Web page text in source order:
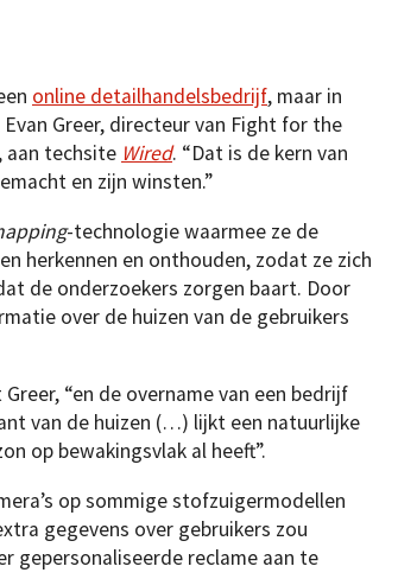
online detailhandelsbedrijf, maar in
Greer, directeur van Fight for the
aan techsite Wired. “Dat is de kern van
en zijn winsten.”
-technologie waarmee ze de
herkennen en onthouden, zodat ze zich
de onderzoekers zorgen baart. Door
over de huizen van de gebruikers
“en de overname van een bedrijf
van de huizen (…) lijkt een natuurlijke
op bewakingsvlak al heeft”.
op sommige stofzuigermodellen
gegevens over gebruikers zou
gepersonaliseerde reclame aan te